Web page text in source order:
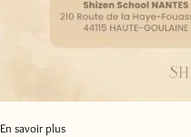
En savoir plus